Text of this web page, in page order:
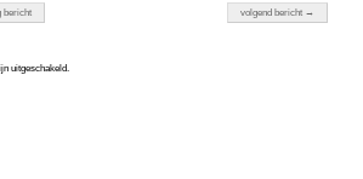
bericht volgend bericht →
uitgeschakeld.